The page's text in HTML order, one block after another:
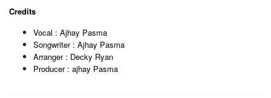
Credits
Vocal : Ajhay Pasma
Songwriter : Ajhay Pasma
Arranger : Decky Ryan
Producer : ajhay Pasma